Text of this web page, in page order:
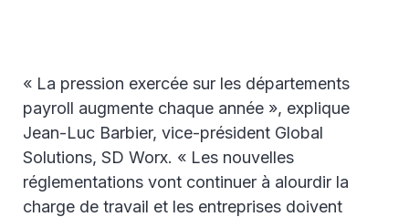
« La pression exercée sur les départements
payroll augmente chaque année », explique
Jean-Luc Barbier, vice-président Global
Solutions, SD Worx. « Les nouvelles
réglementations vont continuer à alourdir la
charge de travail et les entreprises doivent